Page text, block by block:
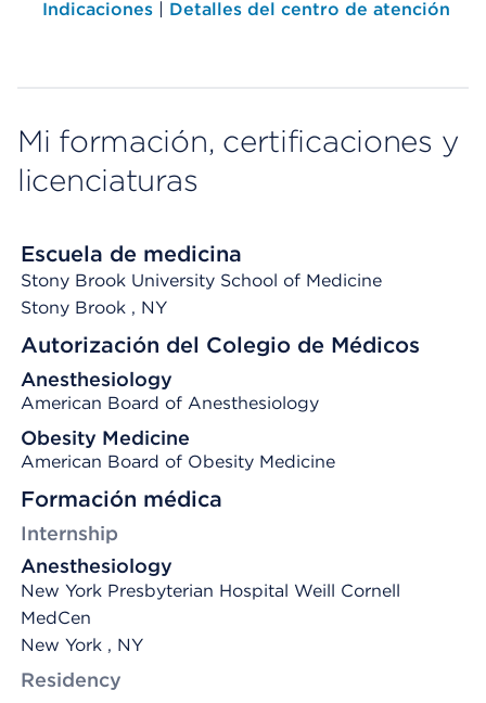
Indicaciones | Detalles del centro de atención
Mi formación, certificaciones y
licenciaturas
Escuela de medicina
Stony Brook University School of Medicine
Stony Brook , NY
Autorización del Colegio de Médicos
Anesthesiology
American Board of Anesthesiology
Obesity Medicine
American Board of Obesity Medicine
Formación médica
Internship
Anesthesiology
New York Presbyterian Hospital Weill Cornell
MedCen
New York , NY
Residency